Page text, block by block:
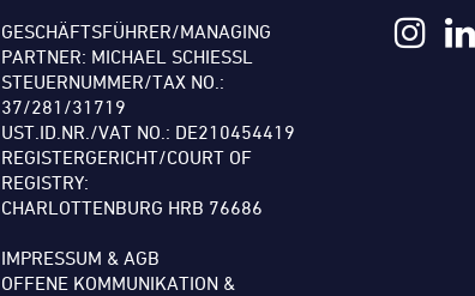
GESCHÄFTSFÜHRER/MANAGING
PARTNER: MICHAEL SCHIESSL
STEUERNUMMER/TAX NO.:
37/281/31719
UST.ID.NR./VAT NO.: DE210454419
REGISTERGERICHT/COURT OF
REGISTRY:
CHARLOTTENBURG HRB 76686
IMPRESSUM & AGB
OFFENE KOMMUNIKATION &